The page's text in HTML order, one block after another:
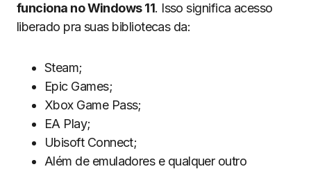
funciona no Windows 11. Isso significa acesso
liberado pra suas bibliotecas da:
Steam;
Epic Games;
Xbox Game Pass;
EA Play;
Ubisoft Connect;
Além de emuladores e qualquer outro